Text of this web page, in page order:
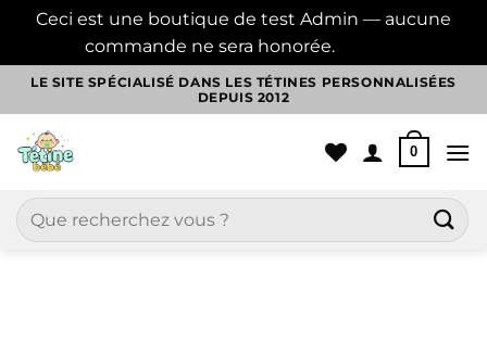
Ceci est une boutique de test Admin — aucune
commande ne sera honorée.
Passer
contenu
LE SITE SPÉCIALISÉ DANS LES TÉTINES PERSONNALISÉES
DEPUIS 2012
0
Recherche
pour :